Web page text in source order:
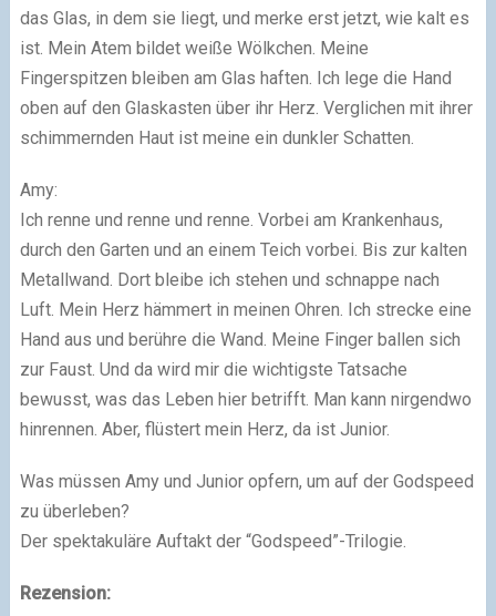
das Glas, in dem sie liegt, und merke erst jetzt, wie kalt es
ist. Mein Atem bildet weiße Wölkchen. Meine
Fingerspitzen bleiben am Glas haften. Ich lege die Hand
oben auf den Glaskasten über ihr Herz. Verglichen mit ihrer
schimmernden Haut ist meine ein dunkler Schatten.
Amy:
Ich renne und renne und renne. Vorbei am Krankenhaus,
durch den Garten und an einem Teich vorbei. Bis zur kalten
Metallwand. Dort bleibe ich stehen und schnappe nach
Luft. Mein Herz hämmert in meinen Ohren. Ich strecke eine
Hand aus und berühre die Wand. Meine Finger ballen sich
zur Faust. Und da wird mir die wichtigste Tatsache
bewusst, was das Leben hier betrifft. Man kann nirgendwo
hinrennen. Aber, flüstert mein Herz, da ist Junior.
Was müssen Amy und Junior opfern, um auf der Godspeed
zu überleben?
Der spektakuläre Auftakt der “Godspeed”-Trilogie.
Rezension: